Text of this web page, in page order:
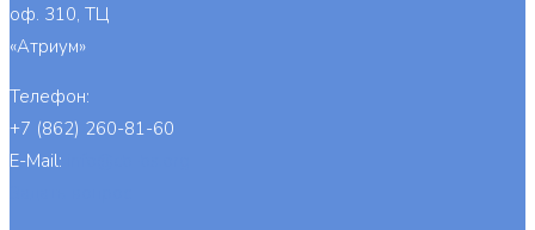
оф. 310, ТЦ
«Атриум»
Телефон:
+7 (862) 260-81-60
E-Mail: